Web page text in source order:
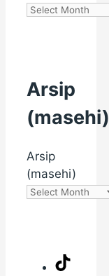
Arsip
(masehi)
Arsip
(masehi)